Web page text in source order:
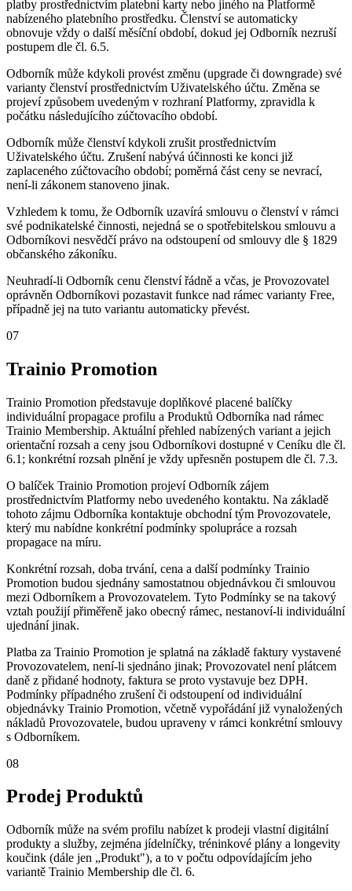
platby prostřednictvím platební karty nebo jiného na Platformě
nabízeného platebního prostředku. Členství se automaticky
obnovuje vždy o další měsíční období, dokud jej Odborník nezruší
postupem dle čl. 6.5.
Odborník může kdykoli provést změnu (upgrade či downgrade) své
varianty členství prostřednictvím Uživatelského účtu. Změna se
projeví způsobem uvedeným v rozhraní Platformy, zpravidla k
počátku následujícího zúčtovacího období.
Odborník může členství kdykoli zrušit prostřednictvím
Uživatelského účtu. Zrušení nabývá účinnosti ke konci již
zaplaceného zúčtovacího období; poměrná část ceny se nevrací,
není-li zákonem stanoveno jinak.
Vzhledem k tomu, že Odborník uzavírá smlouvu o členství v rámci
své podnikatelské činnosti, nejedná se o spotřebitelskou smlouvu a
Odborníkovi nesvědčí právo na odstoupení od smlouvy dle § 1829
občanského zákoníku.
Neuhradí-li Odborník cenu členství řádně a včas, je Provozovatel
oprávněn Odborníkovi pozastavit funkce nad rámec varianty Free,
případně jej na tuto variantu automaticky převést.
07
Trainio Promotion
Trainio Promotion představuje doplňkové placené balíčky
individuální propagace profilu a Produktů Odborníka nad rámec
Trainio Membership. Aktuální přehled nabízených variant a jejich
orientační rozsah a ceny jsou Odborníkovi dostupné v Ceníku dle čl.
6.1; konkrétní rozsah plnění je vždy upřesněn postupem dle čl. 7.3.
O balíček Trainio Promotion projeví Odborník zájem
prostřednictvím Platformy nebo uvedeného kontaktu. Na základě
tohoto zájmu Odborníka kontaktuje obchodní tým Provozovatele,
který mu nabídne konkrétní podmínky spolupráce a rozsah
propagace na míru.
Konkrétní rozsah, doba trvání, cena a další podmínky Trainio
Promotion budou sjednány samostatnou objednávkou či smlouvou
mezi Odborníkem a Provozovatelem. Tyto Podmínky se na takový
vztah použijí přiměřeně jako obecný rámec, nestanoví-li individuální
ujednání jinak.
Platba za Trainio Promotion je splatná na základě faktury vystavené
Provozovatelem, není-li sjednáno jinak; Provozovatel není plátcem
daně z přidané hodnoty, faktura se proto vystavuje bez DPH.
Podmínky případného zrušení či odstoupení od individuální
objednávky Trainio Promotion, včetně vypořádání již vynaložených
nákladů Provozovatele, budou upraveny v rámci konkrétní smlouvy
s Odborníkem.
08
Prodej Produktů
Odborník může na svém profilu nabízet k prodeji vlastní digitální
produkty a služby, zejména jídelníčky, tréninkové plány a longevity
koučink (dále jen „Produkt"), a to v počtu odpovídajícím jeho
variantě Trainio Membership dle čl. 6.